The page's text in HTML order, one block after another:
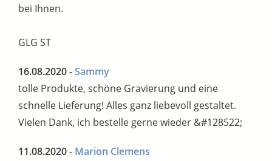
bei Ihnen.
GLG ST
16.08.2020-Sammy
tolle Produkte, schöne Gravierung und eine
schnelle Lieferung! Alles ganz liebevoll gestaltet.
Vielen Dank, ich bestelle gerne wieder &#128522;
11.08.2020- Marion Clemens